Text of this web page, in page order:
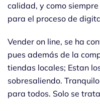
calidad, y como
para el proceso de
Vender on line, se ha
pues además de la
tiendas locales; Estan
sobresaliendo.
para todos. Solo se